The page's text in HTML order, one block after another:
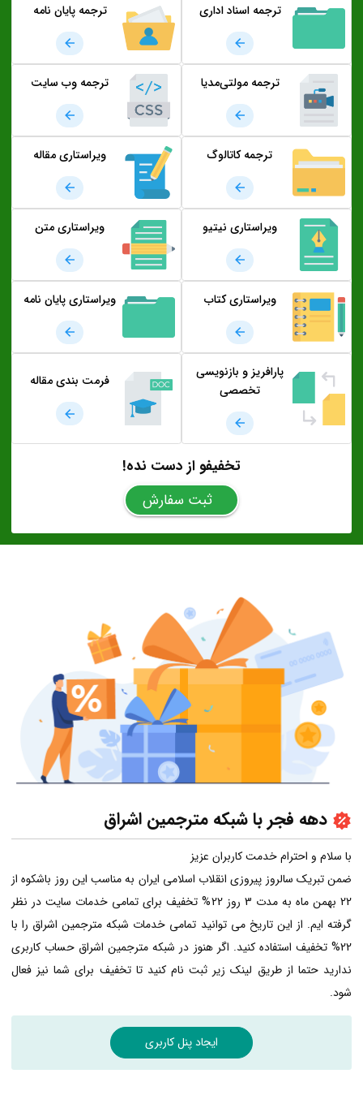
ترجمه اسناد اداری ترجمه پایان نامه
ترجمه مولتی‌مدیا ترجمه وب سایت
ترجمه کاتالوگ ویراستاری مقاله
ویراستاری نیتیو ویراستاری متن
ویراستاری کتاب ویراستاری پایان نامه
پارافریز و بازنویسی
تخصصی
فرمت بندی مقاله
تخفیفو از دست نده!
ثبت سفارش
دهه فجر با شبکه مترجمین اشراق
با سلام و احترام خدمت کاربران عزیز
ضمن تبریک سالروز پیروزی انقلاب اسلامی ایران به مناسب این روز باشکوه از
22 بهمن ماه به مدت 3 روز 22% تخفیف برای تمامی خدمات سایت در نظر
گرفته ایم. از این تاریخ می توانید تمامی خدمات شبکه مترجمین اشراق را با
22% تخفیف استفاده کنید. اگر هنوز در شبکه مترجمین اشراق حساب کاربری
ندارید حتما از طریق لینک زیر ثبت نام کنید تا تخفیف برای شما نیز فعال
شود.
ایجاد پنل کاربری